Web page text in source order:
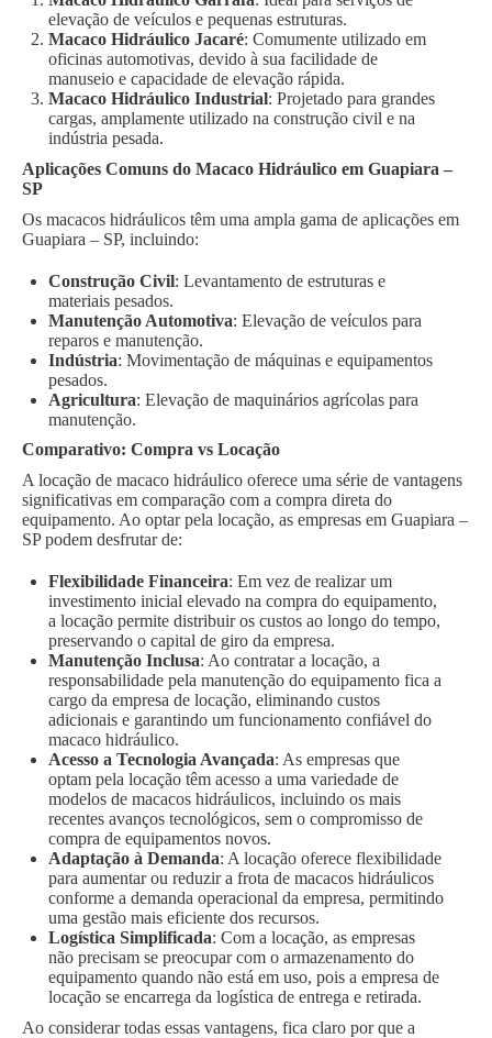
elevação de veículos e pequenas estruturas.
Macaco Hidráulico Jacaré: Comumente utilizado em
oficinas automotivas, devido à sua facilidade de
manuseio e capacidade de elevação rápida.
Macaco Hidráulico Industrial: Projetado para grandes
cargas, amplamente utilizado na construção civil e na
indústria pesada.
Aplicações Comuns do Macaco Hidráulico em Guapiara –
SP
Os macacos hidráulicos têm uma ampla gama de aplicações em
Guapiara – SP, incluindo:
Construção Civil: Levantamento de estruturas e
materiais pesados.
Manutenção Automotiva: Elevação de veículos para
reparos e manutenção.
Indústria: Movimentação de máquinas e equipamentos
pesados.
Agricultura: Elevação de maquinários agrícolas para
manutenção.
Comparativo: Compra vs Locação
A locação de macaco hidráulico oferece uma série de vantagens
significativas em comparação com a compra direta do
equipamento. Ao optar pela locação, as empresas em Guapiara –
SP podem desfrutar de:
Flexibilidade Financeira: Em vez de realizar um
investimento inicial elevado na compra do equipamento,
a locação permite distribuir os custos ao longo do tempo,
preservando o capital de giro da empresa.
Manutenção Inclusa: Ao contratar a locação, a
responsabilidade pela manutenção do equipamento fica a
cargo da empresa de locação, eliminando custos
adicionais e garantindo um funcionamento confiável do
macaco hidráulico.
Acesso a Tecnologia Avançada: As empresas que
optam pela locação têm acesso a uma variedade de
modelos de macacos hidráulicos, incluindo os mais
recentes avanços tecnológicos, sem o compromisso de
compra de equipamentos novos.
Adaptação à Demanda: A locação oferece flexibilidade
para aumentar ou reduzir a frota de macacos hidráulicos
conforme a demanda operacional da empresa, permitindo
uma gestão mais eficiente dos recursos.
Logística Simplificada: Com a locação, as empresas
não precisam se preocupar com o armazenamento do
equipamento quando não está em uso, pois a empresa de
locação se encarrega da logística de entrega e retirada.
Ao considerar todas essas vantagens, fica claro por que a